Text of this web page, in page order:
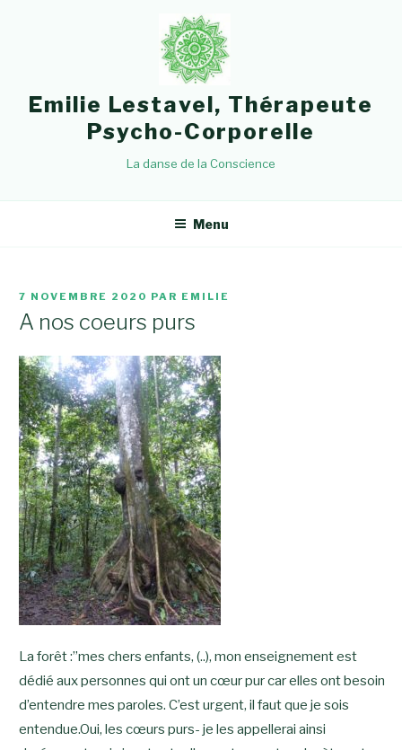
Emilie Lestavel, Thérapeute
Psycho-Corporelle
La danse de la Conscience
Menu
PUBLIÉ
LE
7 NOVEMBRE 2020 PAR EMILIE
A nos coeurs purs
La forêt :”mes chers enfants, (..), mon enseignement est
dédié aux personnes qui ont un cœur pur car elles ont besoin
d’entendre mes paroles. C’est urgent, il faut que je sois
entendue.Oui, les cœurs purs- je les appellerai ainsi